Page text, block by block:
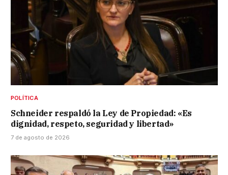
POLÍTICA
Schneider respaldó la Ley de Propiedad: «Es
dignidad, respeto, seguridad y libertad»
7 de agosto de 2026